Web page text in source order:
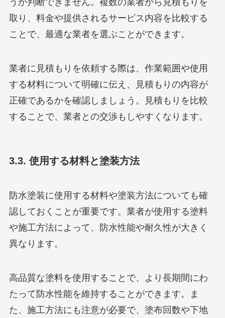
取り、料金や提供されるサービス内容を比較する
ことで、最適な業者を選ぶことができます。
業者に見積もりを依頼する際は、作業範囲や使用
する材料について明確に伝え、見積もりの内容が
正確であるかを確認しましょう。見積もりを比較
することで、業者との交渉もしやすくなります。
3.3. 使用する材料と塗装方法
防水塗装に使用する材料や塗装方法についても確
認しておくことが重要です。業者が使用する塗料
や施工方法によって、防水性能や耐久性が大きく
異なります。
高品質な塗料を使用することで、より長期間にわ
たって防水性能を維持することができます。ま
た、施工方法にも注意が必要で、塗布回数や下地